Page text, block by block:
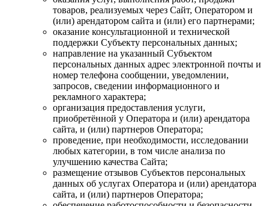
товаров, реализуемых через Сайт, Оператором и
(или) арендатором сайта и (или) его партнерами;
оказание консультационной и технической
поддержки Субъекту персональных данных;
направление на указанный Субъектом
персональных данных адрес электронной почты и
номер телефона сообщении, уведомлении,
запросов, сведении информационного и
рекламного характера;
организация предоставления услуги,
приобретённой у Оператора и (или) арендатора
сайта, и (или) партнеров Оператора;
проведение, при необходимости, исследовании
любых категории, в том числе анализа по
улучшению качества Сайта;
размещение отзывов Субъектов персональных
данных об услугах Оператора и (или) арендатора
сайта, и (или) партнеров Оператора;